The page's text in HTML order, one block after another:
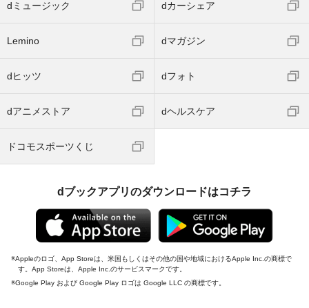
dミュージック dカーシェア
Lemino dマガジン
dヒッツ dフォト
dアニメストア dヘルスケア
ドコモスポーツくじ
dブックアプリのダウンロードはコチラ
Appleのロゴ、App Storeは、米国もしくはその他の国や地域におけるApple Inc.の商標で
す。App Storeは、Apple Inc.のサービスマークです。
Google Play および Google Play ロゴは Google LLC の商標です。